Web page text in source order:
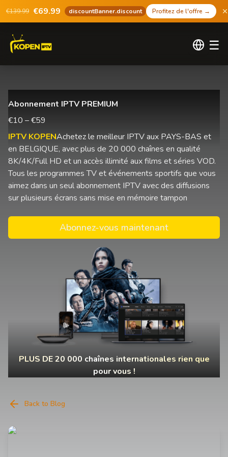
€139.99 €69.99 discountBanner.discount Profitez de l'offre →
☰
Abonnement IPTV PREMIUM
€10 – €59
IPTV KOPENAchetez le meilleur IPTV aux PAYS-BAS et
en BELGIQUE, avec plus de 20 000 chaînes en qualité
8K/4K/Full HD et un accès illimité aux films et séries VOD.
Tous les programmes TV et événements sportifs que vous
aimez dans un seul abonnement IPTV avec des diffusions
sur plusieurs écrans sans mise en mémoire tampon
Abonnez-vous maintenant
PLUS DE 20 000 chaînes internationales rien que
pour vous !
Back to Blog